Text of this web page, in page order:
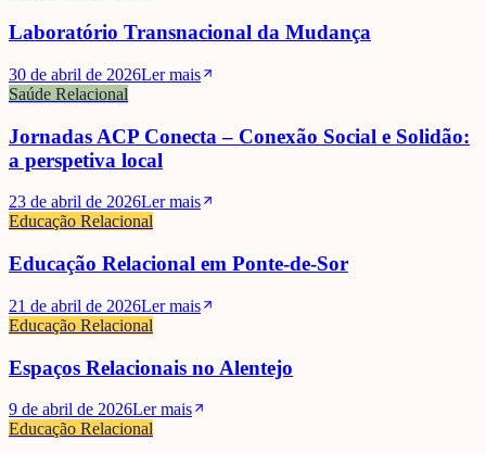
Laboratório Transnacional da Mudança
30 de abril de 2026Ler mais
Saúde Relacional
Jornadas ACP Conecta – Conexão Social e Solidão:
a perspetiva local
23 de abril de 2026Ler mais
Educação Relacional
Educação Relacional em Ponte-de-Sor
21 de abril de 2026Ler mais
Educação Relacional
Espaços Relacionais no Alentejo
9 de abril de 2026Ler mais
Educação Relacional